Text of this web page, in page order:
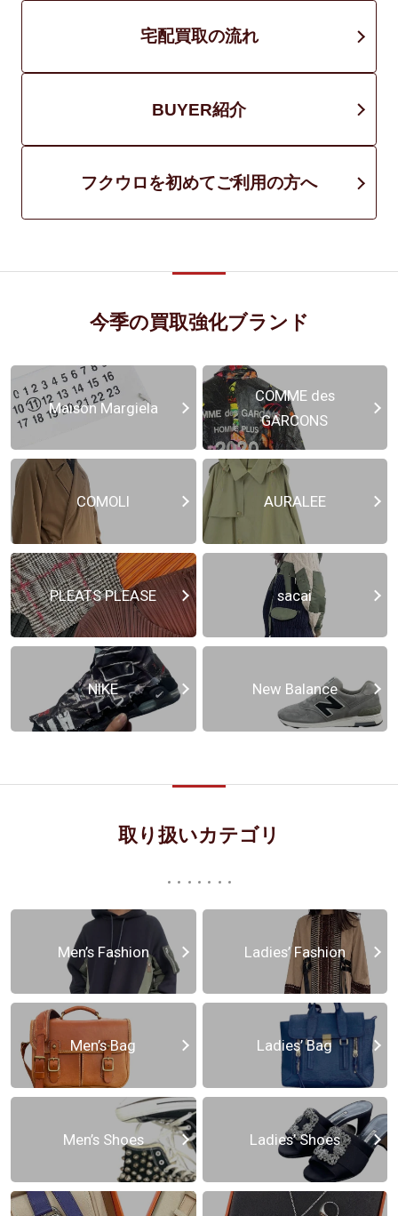
宅配買取の流れ
BUYER紹介
フクウロを初めてご利用の方へ
今季の買取強化ブランド
Maison Margiela
COMME des
GARCONS
COMOLI AURALEE
PLEATS PLEASE sacai
NIKE New Balance
取り扱いカテゴリ
Men’s Fashion Ladies’ Fashion
Men’s Bag Ladies’ Bag
Men’s Shoes Ladies’ Shoes